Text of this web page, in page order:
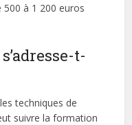
à 1 200 euros
t-
techniques de
suivre la formation